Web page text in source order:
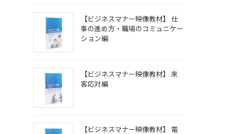
【ビジネスマナー映像教材】 仕
事の進め方・職場のコミュニケー
ション編
【ビジネスマナー映像教材】 来
客応対編
【ビジネスマナー映像教材】 電